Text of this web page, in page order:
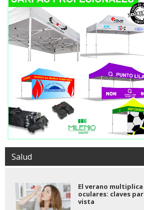
Salud
El verano
oculares: claves
vista